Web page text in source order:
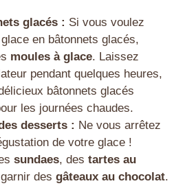
glacés : Si vous voulez
en bâtonnets glacés,
moules à glace. Laissez
pendant quelques heures,
bâtonnets glacés
les journées chaudes.
desserts : Ne vous arrêtez
de votre glace !
sundaes, des tartes au
des gâteaux au chocolat.